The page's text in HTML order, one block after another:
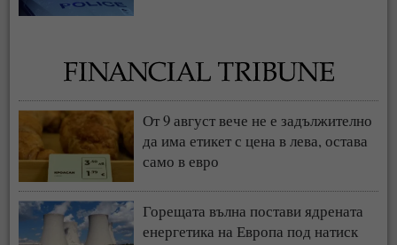
От 9 август вече не е задължително
да има етикет с цена в лева, остава
само в евро
Горещата вълна постави ядрената
енергетика на Европа под натиск